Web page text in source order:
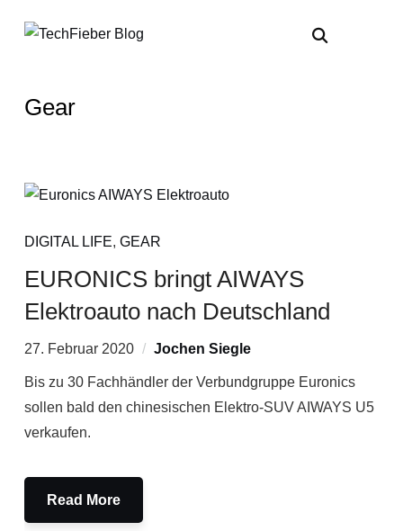
Gear
DIGITAL LIFE, GEAR
EURONICS bringt AIWAYS
Elektroauto nach Deutschland
27. Februar 2020 Jochen Siegle
Bis zu 30 Fachhändler der Verbundgruppe Euronics
sollen bald den chinesischen Elektro-SUV AIWAYS U5
verkaufen.
Read More